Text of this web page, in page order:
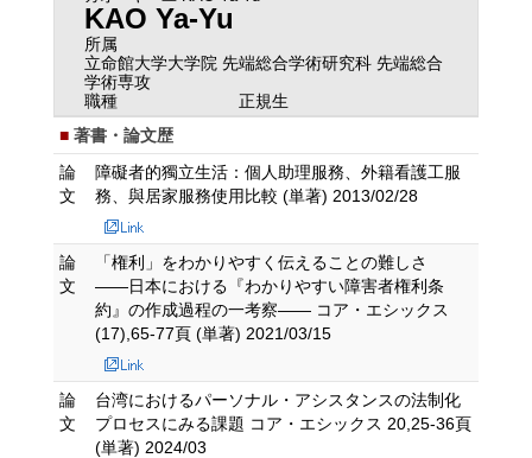
KAO Ya-Yu
所属
立命館大学大学院 先端総合学術研究科 先端総合
学術専攻
職種
正規生
著書・論文歴
論
文
障礙者的獨立生活：個人助理服務、外籍看護工服
務、與居家服務使用比較 (単著) 2013/02/28
論
文
「権利」をわかりやすく伝えることの難しさ
――日本における『わかりやすい障害者権利条
約』の作成過程の一考察―― コア・エシックス
(17),65-77頁 (単著) 2021/03/15
論
文
台湾におけるパーソナル・アシスタンスの法制化
プロセスにみる課題 コア・エシックス 20,25-36頁
(単著) 2024/03